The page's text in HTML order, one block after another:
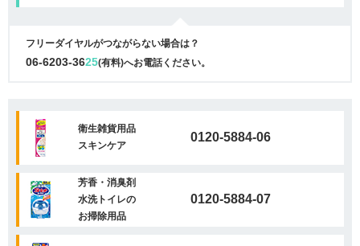
フリーダイヤルがつながらない場合は？
06-6203-3625(有料)へお電話ください。
衛生雑貨用品
スキンケア
0120-5884-06
芳香・消臭剤
水洗トイレの
お掃除用品
0120-5884-07